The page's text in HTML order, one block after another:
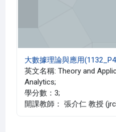
大數據理論與應用
英文名稱: Theory and
Analytics;
學分數：3;
開課教師： 張介仁 教授